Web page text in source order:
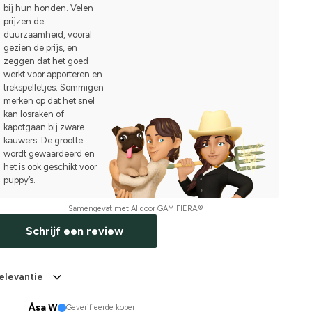
bij hun honden. Velen
prijzen de
duurzaamheid, vooral
gezien de prijs, en
zeggen dat het goed
werkt voor apporteren en
trekspelletjes. Sommigen
merken op dat het snel
kan losraken of
kapotgaan bij zware
kauwers. De grootte
wordt gewaardeerd en
het is ook geschikt voor
puppy’s.
Samengevat met AI door GAMIFIERA.®
Schrijf een review
Åsa W Geverifieerde koper